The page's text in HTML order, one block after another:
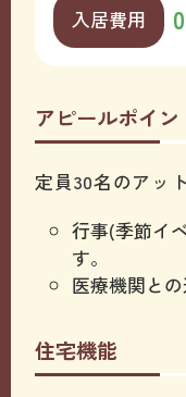
入居費用
アピールポイン
定員30名のアッ
行事(季節イ
す。
医療機関との
住宅機能